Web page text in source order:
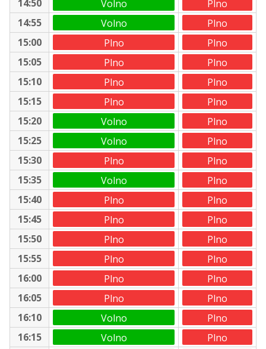
14:50
Volno
Plno
14:55
Volno
Plno
15:00
Plno
Plno
15:05
Plno
Plno
15:10
Plno
Plno
15:15
Plno
Plno
15:20
Volno
Plno
15:25
Volno
Plno
15:30
Plno
Plno
15:35
Volno
Plno
15:40
Plno
Plno
15:45
Plno
Plno
15:50
Plno
Plno
15:55
Plno
Plno
16:00
Plno
Plno
16:05
Plno
Plno
16:10
Volno
Plno
16:15
Volno
Plno